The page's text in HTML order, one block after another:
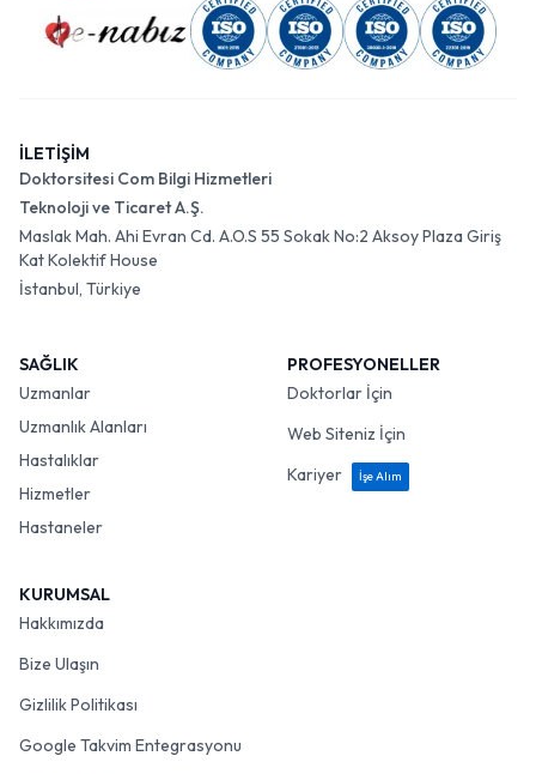
İLETİŞİM
Doktorsitesi Com Bilgi Hizmetleri
Teknoloji ve Ticaret A.Ş.
Maslak Mah. Ahi Evran Cd. A.O.S 55 Sokak No:2 Aksoy Plaza Giriş
Kat Kolektif House
İstanbul, Türkiye
SAĞLIK
Uzmanlar
Uzmanlık Alanları
Hastalıklar
Hizmetler
Hastaneler
PROFESYONELLER
Doktorlar İçin
Web Siteniz İçin
Kariyer
İşe Alım
KURUMSAL
Hakkımızda
Bize Ulaşın
Gizlilik Politikası
Google Takvim Entegrasyonu